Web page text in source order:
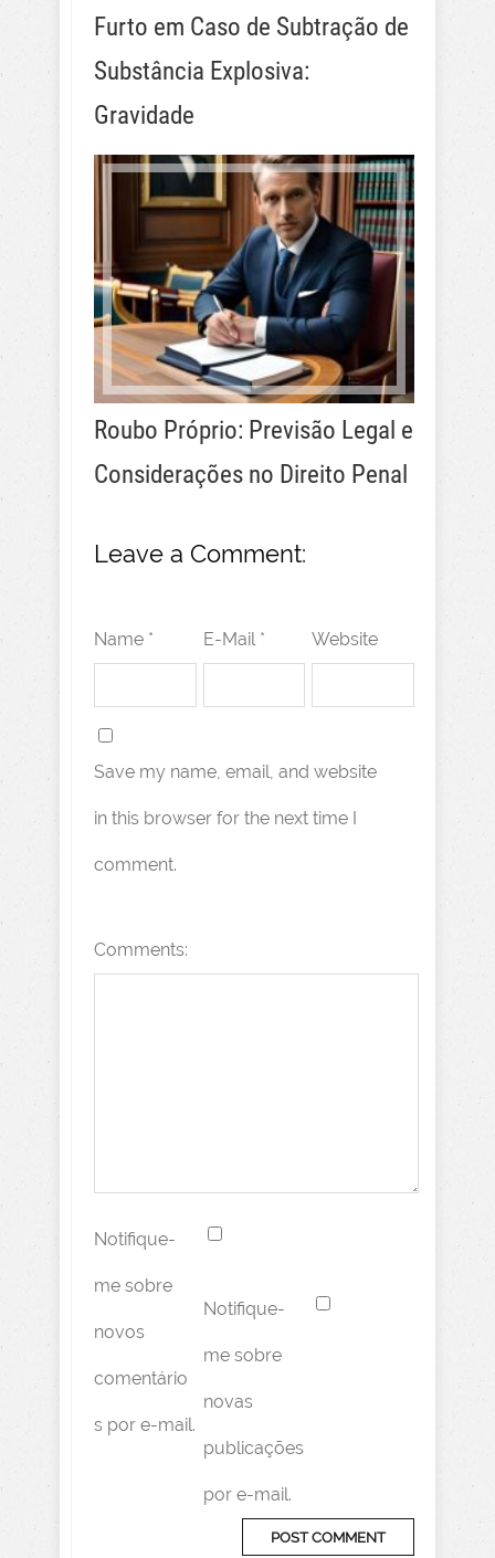
Furto em Caso de Subtração de
Substância Explosiva:
Gravidade
Roubo Próprio: Previsão Legal e
Considerações no Direito Penal
Leave a Comment:
Name * E-Mail * Website
Save my name, email, and website
in this browser for the next time I
comment.
Comments:
Notifique-
me sobre
novos
comentário
s por e-mail.
Notifique-
me sobre
novas
publicações
por e-mail.